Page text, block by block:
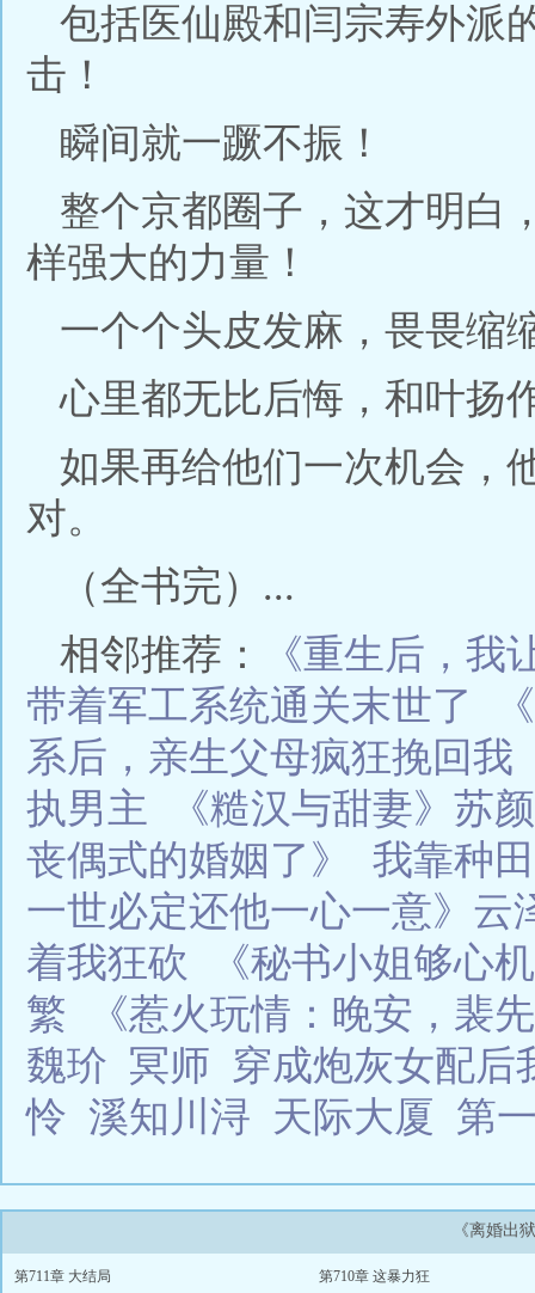
包括医仙殿和闫宗寿外派
击！
瞬间就一蹶不振！
整个京都圈子，这才明白
样强大的力量！
一个个头皮发麻，畏畏缩
心里都无比后悔，和叶扬
如果再给他们一次机会，
对。
（全书完）...
相邻推荐：
《重生后，我
带着军工系统通关末世了
系后，亲生父母疯狂挽回我
执男主
《糙汉与甜妻》苏
丧偶式的婚姻了》
我靠种
一世必定还他一心一意》云
着我狂砍
《秘书小姐够心
繁
《惹火玩情：晚安，裴
魏玠 冥师 穿成炮灰女配后
怜 溪知川浔 天际大厦 第
《离婚出
第711章 大结局 第710章 这暴力狂